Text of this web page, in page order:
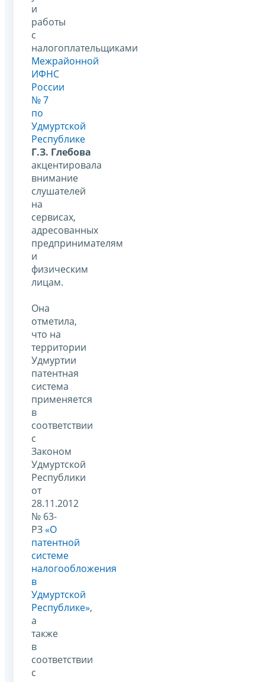
и
работы
с
налогоплательщиками
Межрайонной
ИФНС
России
№ 7
по
Удмуртской
Республике
Г.З. Глебова
акцентировала
внимание
слушателей
на
сервисах,
адресованных
предпринимателям
и
физическим
лицам.
Она
отметила,
что на
территории
Удмуртии
патентная
система
применяется
в
соответствии
с
Законом
Удмуртской
Республики
от
28.11.2012
№ 63-
РЗ«О
патентной
системе
налогообложения
в
Удмуртской
Республике»,
а
также
в
соответствии
с